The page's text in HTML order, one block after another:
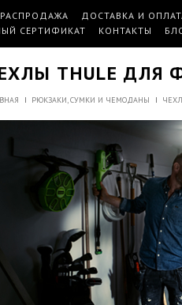
РАСПРОДАЖА
ДОСТАВКА И
СЕРТИФИКАТ
КОНТАКТЫ
THULE ДЛЯ
РЮКЗАКИ, СУМКИ И ЧЕМОДАНЫ